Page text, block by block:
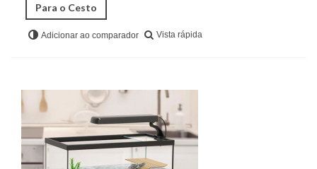
Para o Cesto
Adicionar ao comparador Vista rápida